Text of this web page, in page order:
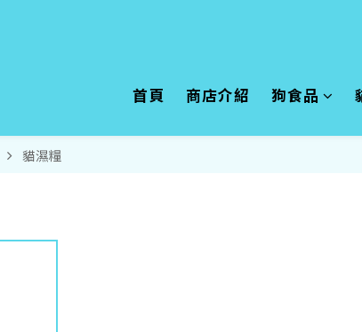
首頁 商店介紹 狗食品
貓濕糧